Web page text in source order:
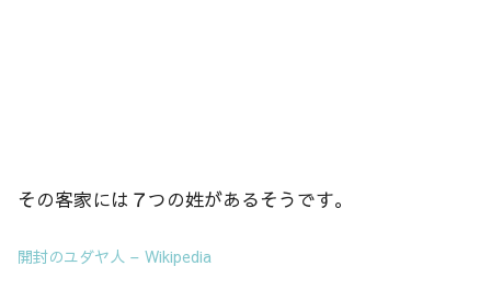
その客家には７つの姓があるそうです。
開封のユダヤ人 – Wikipedia